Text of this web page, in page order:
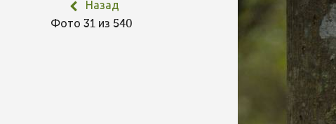
Назад
Фото 31 из 540